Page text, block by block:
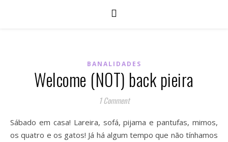
BANALIDADES
Welcome (NOT) back pieira
1 Comment
Sábado em casa! Lareira, sofá, pijama e pantufas, mimos,
os quatro e os gatos! Já há algum tempo que não tínhamos